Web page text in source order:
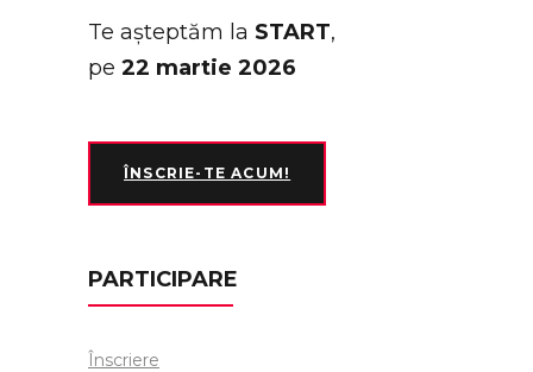
Te așteptăm la START,
pe 22 martie 2026
ÎNSCRIE-TE ACUM!
PARTICIPARE
Înscriere